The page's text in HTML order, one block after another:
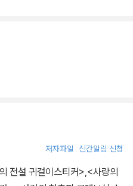
저자파일 신간알림 신청
전설 귀걸이스티커>,<사랑의